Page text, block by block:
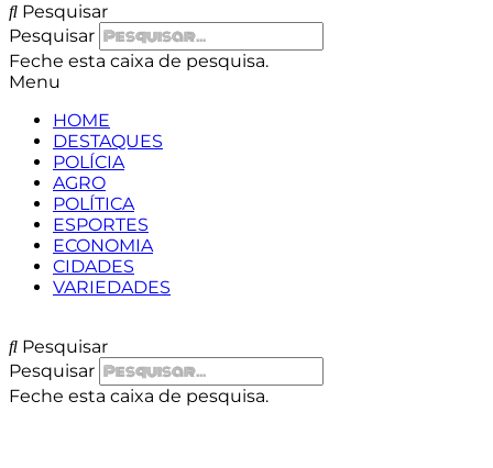
Pesquisar
Pesquisar
Feche esta caixa de pesquisa.
Menu
HOME
DESTAQUES
POLÍCIA
AGRO
POLÍTICA
ESPORTES
ECONOMIA
CIDADES
VARIEDADES
Pesquisar
Pesquisar
Feche esta caixa de pesquisa.